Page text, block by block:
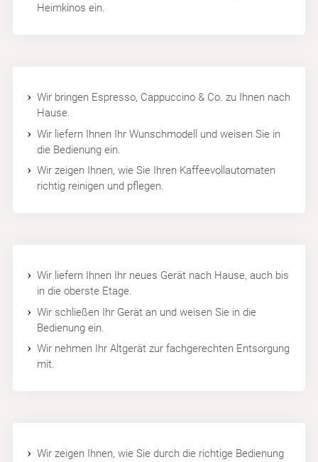
Heimkinos ein.
Wir bringen Espresso, Cappuccino & Co. zu Ihnen nach
Hause.
Wir liefern Ihnen Ihr Wunschmodell und weisen Sie in
die Bedienung ein.
Wir zeigen Ihnen, wie Sie Ihren Kaffeevollautomaten
richtig reinigen und pflegen.
Wir liefern Ihnen Ihr neues Gerät nach Hause, auch bis
in die oberste Etage.
Wir schließen Ihr Gerät an und weisen Sie in die
Bedienung ein.
Wir nehmen Ihr Altgerät zur fachgerechten Entsorgung
mit.
Wir zeigen Ihnen, wie Sie durch die richtige Bedienung